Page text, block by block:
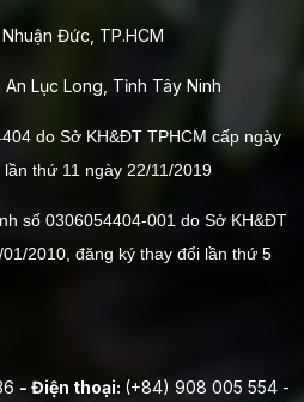
Đức, TP.HCM
An Lục Long, Tỉnh Tây Ninh
do Sở KH&ĐT TPHCM cấp ngày
thứ 11 ngày 22/11/2019
số 0306054404-001 do Sở KH&ĐT
2010, đăng ký thay đổi lần thứ 5
- Điện thoại: (+84) 908 005 554 -